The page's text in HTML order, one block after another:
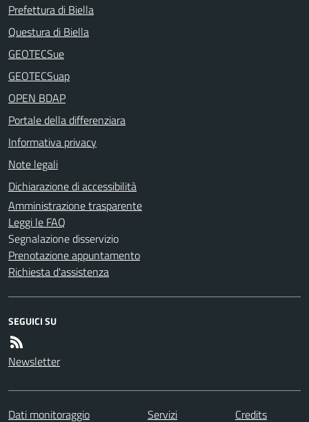
Prefettura di Biella
Questura di Biella
GEOTECSue
GEOTECSuap
OPEN BDAP
Portale della differenziara
Informativa privacy
Note legali
Dichiarazione di accessibilità
Amministrazione trasparente
Leggi le FAQ
Segnalazione disservizio
Prenotazione appuntamento
Richiesta d'assistenza
SEGUICI SU
Newsletter
Dati monitoraggio Servizi Credits